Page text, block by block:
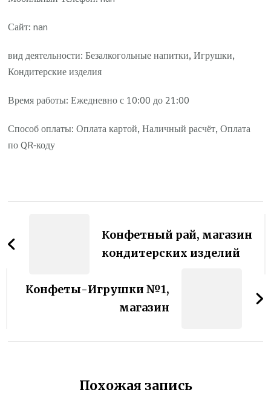
Сайт: nan
вид деятельности: Безалкогольные напитки, Игрушки,
Кондитерские изделия
Время работы: Ежедневно с 10:00 до 21:00
Способ оплаты: Оплата картой, Наличный расчёт, Оплата
по QR-коду
по
записям
Конфетный рай, магазин
кондитерских изделий
Конфеты-Игрушки №1,
магазин
Похожая запись